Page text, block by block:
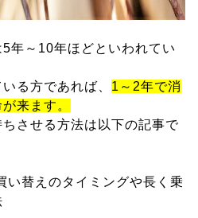
年～10年ほどといわれてい
る方であれば、 1～2年で消
来ます。
させる方法は以下の記事で
い替えのタイミングや長く乗